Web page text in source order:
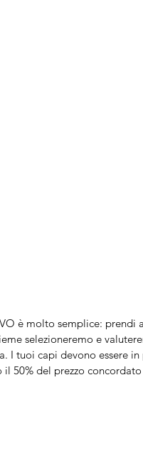
è molto semplice: prendi
selezioneremo e
I tuoi capi devono essere
50% del prezzo